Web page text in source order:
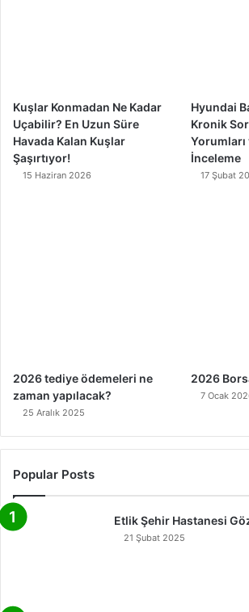
Kuşlar Konmadan Ne Kadar
Uçabilir? En Uzun Süre
Havada Kalan Kuşlar
Şaşırtıyor!
15 Haziran 2026
Hyundai
Kronik
Yorumları
İnceleme
17 Şubat
2026 tediye ödemeleri ne
zaman yapılacak?
25 Aralık 2025
2026
7 Ocak
Popular Posts
Etlik Şehir Hastanesi
21 Şubat 2025